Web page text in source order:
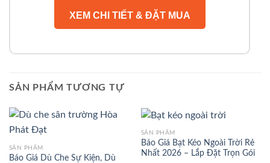
XEM CHI TIẾT & ĐẶT MUA
SẢN PHẨM TƯƠNG TỰ
SẢN PHẨM
Báo Giá Dù Che Sự Kiện, Dù
SẢN PHẨM
Báo Giá Bạt Kéo Ngoài Trời Rẻ
Nhất 2026 – Lắp Đặt Trọn Gói